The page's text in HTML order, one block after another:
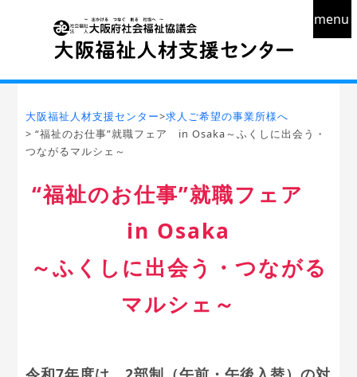
menu
大阪福祉人材支援センター>求人ご希望の事業所様へ
> “福祉のお仕事”就職フェア in Osaka～ふくしに出会う・
つながるマルシェ～
“福祉のお仕事”就職フェア
in Osaka
～ふくしに出会う・つながる
マルシェ～